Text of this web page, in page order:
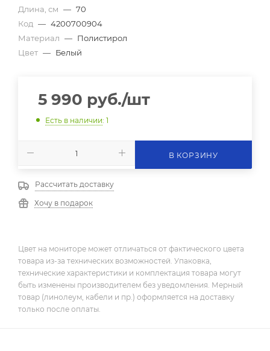
Длина, см — 70
Код — 4200700904
Материал — Полистирол
Цвет — Белый
5 990 руб./шт
Есть в наличии: 1
В КОРЗИНУ
Рассчитать доставку
Хочу в подарок
Цвет на мониторе может отличаться от фактического цвета
товара из-за технических возможностей. Упаковка,
технические характеристики и комплектация товара могут
быть изменены производителем без уведомления. Мерный
товар (линолеум, кабели и пр.) оформляется на доставку
только после оплаты.